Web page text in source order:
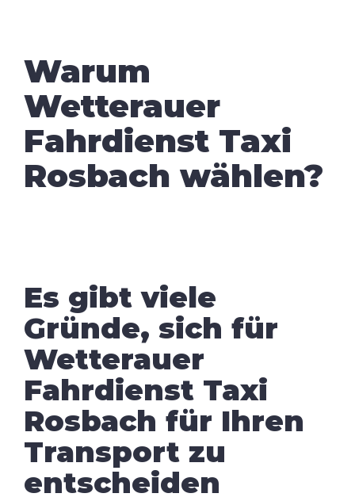
Warum
Wetterauer
Fahrdienst Taxi
Rosbach wählen?
Es gibt viele
Gründe, sich für
Wetterauer
Fahrdienst Taxi
Rosbach für Ihren
Transport zu
entscheiden